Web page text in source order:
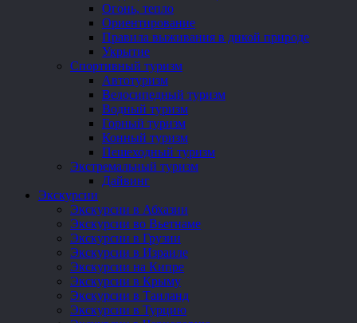
Огонь, тепло
Ориентирование
Правила выживания в дикой природе
Укрытие
Спортивный туризм
Автотуризм
Велосипедный туризм
Водный туризм
Горный туризм
Конный туризм
Пешеходный туризм
Экстремальный туризм
Дайвинг
Экскурсии
Экскурсии в Абхазии
Экскурсии во Вьетнаме
Экскурсии в Грузии
Экскурсии в Израиле
Экскурсии на Кипре
Экскурсии в Крыму
Экскурсии в Таиланд
Экскурсии в Турцию